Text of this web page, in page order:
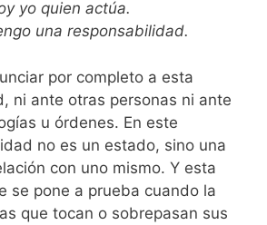
yo quien actúa.
una responsabilidad.
por completo a esta
ni ante otras personas ni ante
u órdenes. En este
no es un estado, sino una
con uno mismo. Y esta
se pone a prueba cuando la
que tocan o sobrepasan sus